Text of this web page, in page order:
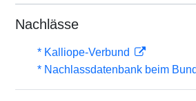
Nachlässe
* Kalliope-Verbund
* Nachlassdatenbank beim